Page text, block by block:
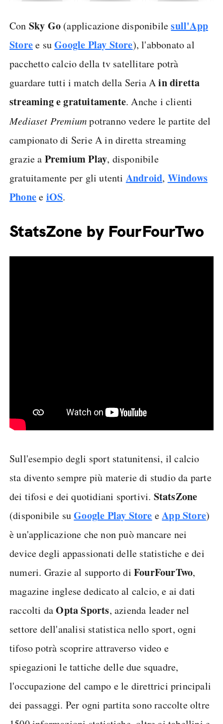
Con Sky Go (applicazione disponibilesull'App
Storee suGoogle Play Store), l'abbonato al
pacchetto calcio della tv satellitare potrà
guardare tutti i match della Seria Ain diretta
streaming e gratuitamente. Anche i clienti
Mediaset Premiumpotranno vedere le partite del
campionato di Serie A in diretta streaming
grazie a Premium Play, disponibile
gratuitamente per gli utenti Android, Windows
Phonee iOS.
StatsZone by FourFourTwo
Sull'esempio degli sport statunitensi, il calcio
sta divento sempre più materie di studio da parte
dei tifosi e dei quotidiani sportivi. StatsZone
(disponibile suGoogle Play Store eApp Store)
è un'applicazione che non può mancare nei
device degli appassionati delle statistiche e dei
numeri. Grazie al supporto di FourFourTwo,
magazine inglese dedicato al calcio, e ai dati
raccolti daOpta Sports, azienda leader nel
settore dell'analisi statistica nello sport, ogni
tifoso potrà scoprire attraverso video e
spiegazioni le tattiche delle due squadre,
l'occupazione del campo e le direttrici principali
dei passaggi. Per ogni partita sono raccolte oltre